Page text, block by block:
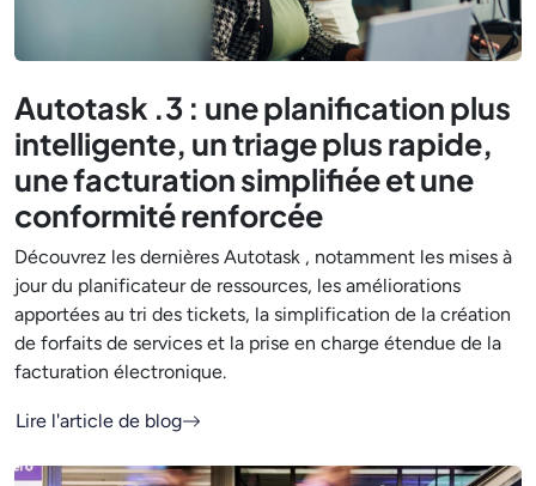
Autotask .3 : une planification plus
intelligente, un triage plus rapide,
une facturation simplifiée et une
conformité renforcée
Découvrez les dernières Autotask , notamment les mises à
jour du planificateur de ressources, les améliorations
apportées au tri des tickets, la simplification de la création
de forfaits de services et la prise en charge étendue de la
facturation électronique.
Lire l'article de blog